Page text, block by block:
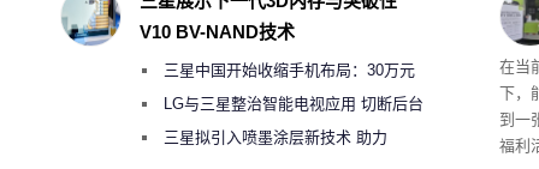
在当
下，
到一
福利
V10 BV-NAND技术
三星中国开始收缩手机布局：30万元
月销售额不达标门店 将被逐步清退
LG与三星整治智能电视应用 切断后台
偷偷共享带宽的违规行为
三星拟引入喷墨涂层新技术 助力